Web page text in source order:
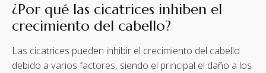
¿Por qué las cicatrices inhiben el
crecimiento del cabello?
Las cicatrices pueden inhibir el crecimiento del cabello
debido a varios factores, siendo el principal el daño a los